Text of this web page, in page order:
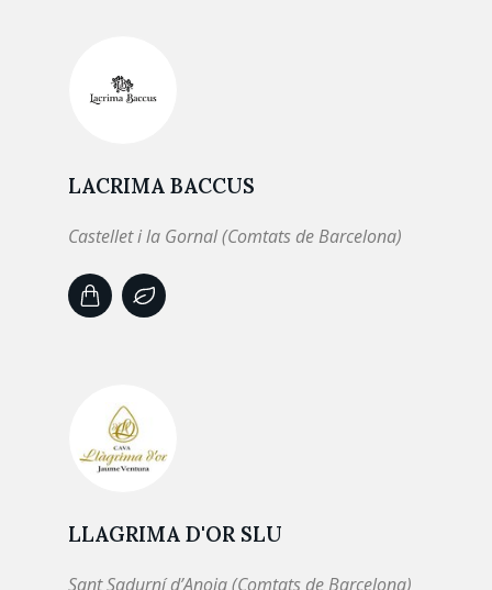
LACRIMA BACCUS
Castellet i la Gornal (Comtats de Barcelona)
LLAGRIMA D'OR SLU
Sant Sadurní d’Anoia (Comtats de Barcelona)